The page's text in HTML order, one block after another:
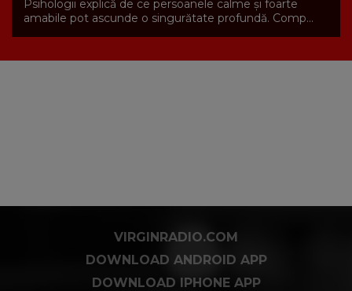
Psihologii explică de ce persoanele calme și foarte
amabile pot ascunde o singurătate profundă. Comp...
VIRGINRADIO.COM
DOWNLOAD ANDROID APP
DOWNLOAD IPHONE APP